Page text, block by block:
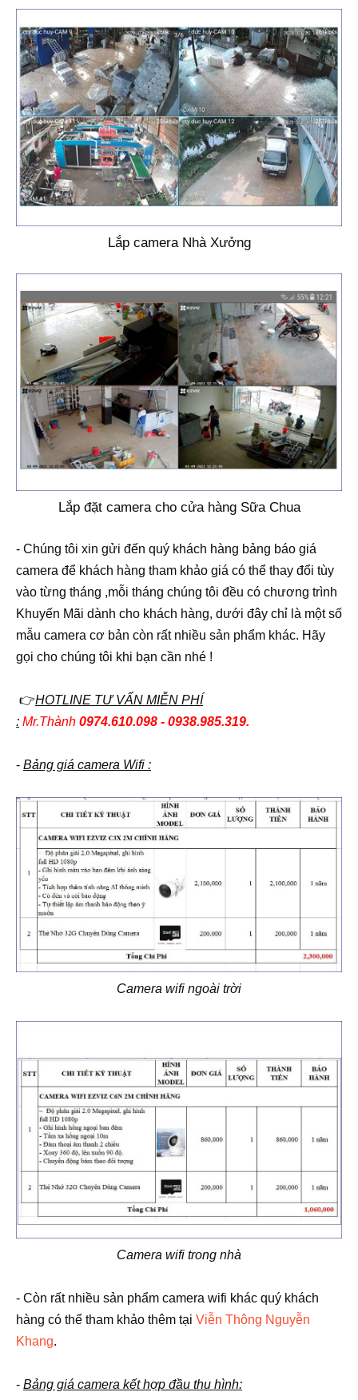
Lắp camera Nhà Xưởng
Lắp đặt camera cho cửa hàng Sữa Chua
- Chúng tôi xin gửi đến quý khách hàng bảng báo giá
camera để khách hàng tham khảo giá có thể thay đổi tùy
vào từng tháng ,mỗi tháng chúng tôi đều có chương trình
Khuyến Mãi dành cho khách hàng, dưới đây chỉ là một số
mẫu camera cơ bản còn rất nhiều sản phẩm khác. Hãy
gọi cho chúng tôi khi bạn cần nhé !
👉HOTLINE TƯ VẤN MIỄN PHÍ
: Mr.Thành 0974.610.098 - 0938.985.319.
- Bảng giá camera Wifi :
Camera wifi ngoài trời
Camera wifi trong nhà
- Còn rất nhiều sản phẩm camera wifi khác quý khách
hàng có thể tham khảo thêm tại Viễn Thông Nguyễn
Khang.
- Bảng giá camera kết hợp đầu thu hình: